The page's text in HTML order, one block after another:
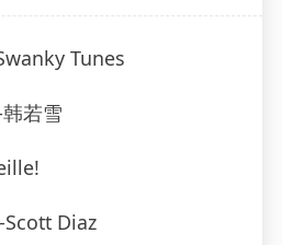
Tunes
韩若雪
Scott Diaz